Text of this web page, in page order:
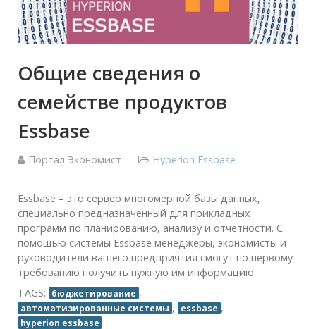
Общие сведения о
семействе продуктов
Essbase
Портал Экономист Hyperion Essbase
Essbase – это сервер многомерной базы данных,
специально предназначенный для прикладных
программ по планированию, анализу и отчетности. С
помощью системы Essbase менеджеры, экономисты и
руководители вашего предприятия смогут по первому
требованию получить нужную им информацию.
TAGS:
бюджетирование ,
автоматизированные системы , essbase ,
hyperion essbase